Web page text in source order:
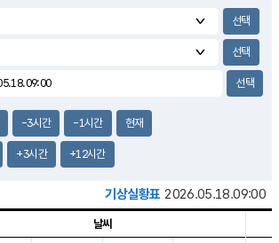
1.7m/s
-3시간 -1시간 현재
+3시간 +12시간
기상실황표 2026.05.18.09:00
날씨